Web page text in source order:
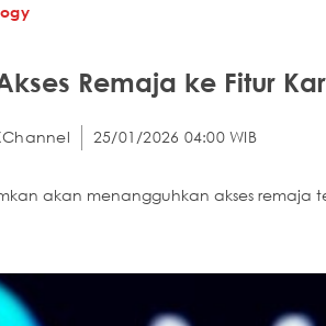
Remaja ke Fitur
25/01/2026 04:00 WIB
akan menangguhkan akses remaja